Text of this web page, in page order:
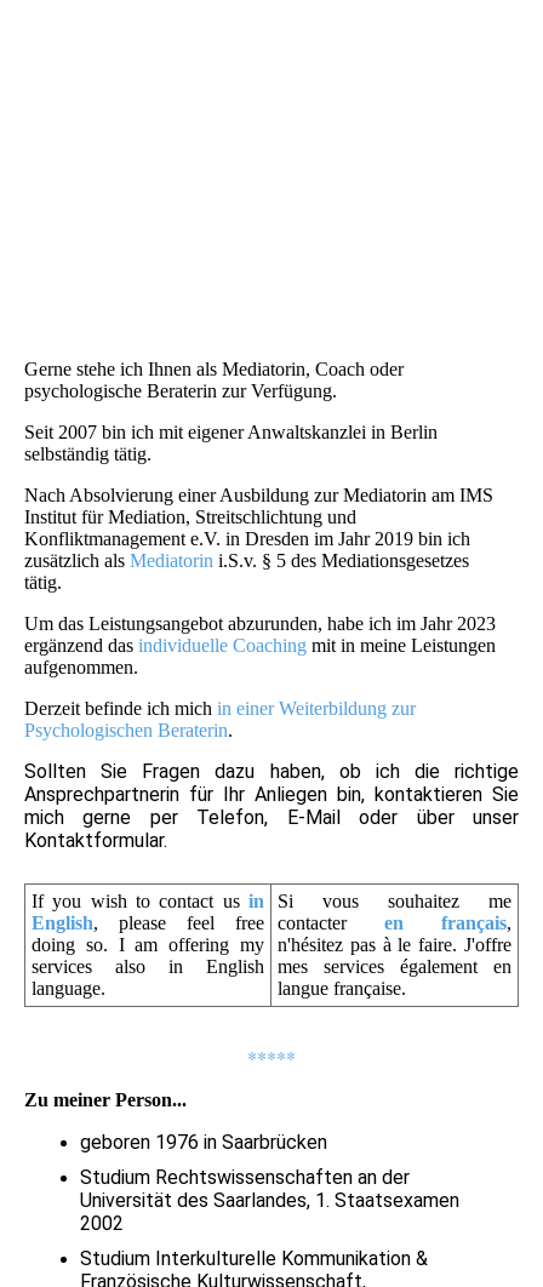
Gerne stehe ich Ihnen als Mediatorin, Coach oder
psychologische Beraterin zur Verfügung.
Seit 2007 bin ich mit eigener Anwaltskanzlei in Berlin
selbständig tätig.
Nach Absolvierung einer Ausbildung zur Mediatorin am IMS
Institut für Mediation, Streitschlichtung und
Konfliktmanagement e.V. in Dresden im Jahr 2019 bin ich
zusätzlich als Mediatorin i.S.v. § 5 des Mediationsgesetzes
tätig.
Um das Leistungsangebot abzurunden, habe ich im Jahr 2023
ergänzend das individuelle Coaching mit in meine Leistungen
aufgenommen.
Derzeit befinde ich mich in einer Weiterbildung zur
Psychologischen Beraterin.
Sollten Sie Fragen dazu haben, ob ich die richtige
Ansprechpartnerin für Ihr Anliegen bin, kontaktieren Sie
mich gerne per Telefon, E-Mail oder über unser
Kontaktformular.
If you wish to contact us in
English, please feel free
doing so. I am offering my
services also in English
language.
Si vous souhaitez me
contacter en français,
n'hésitez pas à le faire. J'offre
mes services également en
langue française.
*****
Zu meiner Person...
geboren 1976 in Saarbrücken
Studium Rechtswissenschaften an der
Universität des Saarlandes, 1. Staatsexamen
2002
Studium Interkulturelle Kommunikation &
Französische Kulturwissenschaft,